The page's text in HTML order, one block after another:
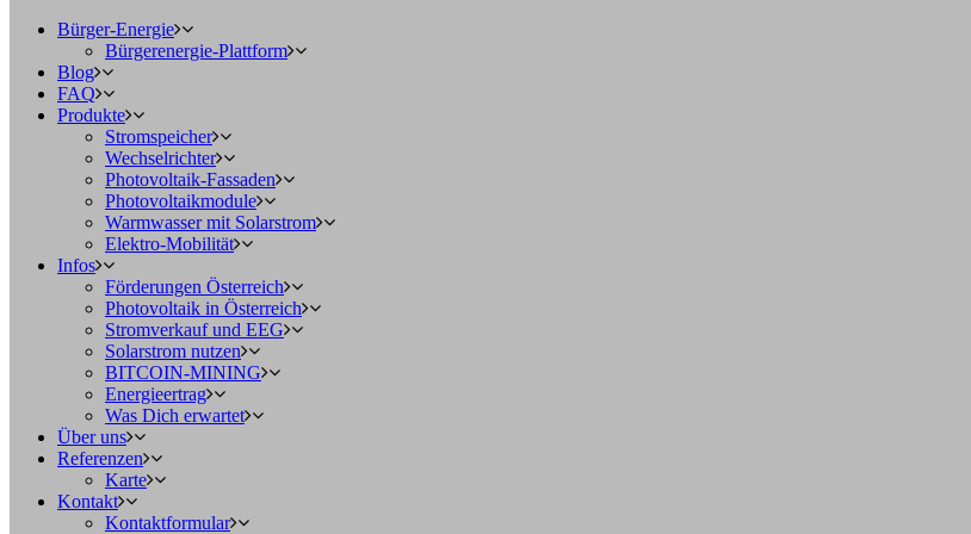
Bürger-Energie
Bürgerenergie-Plattform
Blog
FAQ
Produkte
Stromspeicher
Wechselrichter
Photovoltaik-Fassaden
Photovoltaikmodule
Warmwasser mit Solarstrom
Elektro-Mobilität
Infos
Förderungen Österreich
Photovoltaik in Österreich
Stromverkauf und EEG
Solarstrom nutzen
BITCOIN-MINING
Energieertrag
Was Dich erwartet
Über uns
Referenzen
Karte
Kontakt
Kontaktformular